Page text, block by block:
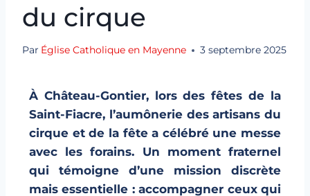
du cirque
Par Église Catholique en Mayenne 3 septembre 2025
À Château-Gontier, lors des fêtes de la
Saint-Fiacre, l’aumônerie des artisans du
cirque et de la fête a célébré une messe
avec les forains. Un moment fraternel
qui témoigne d’une mission discrète
mais essentielle : accompagner ceux qui